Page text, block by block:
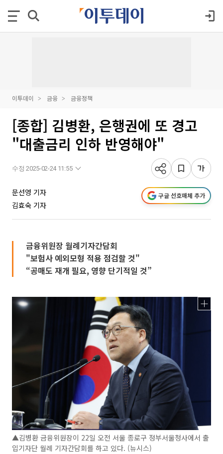
이투데이 금융 금융정책
[종합] 김병환, 은행권에 또 경고
"대출금리 인하 반영해야"
수정 2025-02-24 11:55
문선영 기자
김효숙 기자
구글 선호매체 추가
금융위원장 월례기자간담회
"보험사 예외모형 적용 점검할 것"
“공매도 재개 필요, 영향 단기적일 것”
▲김병환 금융위원장이 22일 오전 서울 종로구 정부서울청사에서 출
입기자단 월례 기자간담회를 하고 있다. (뉴시스)